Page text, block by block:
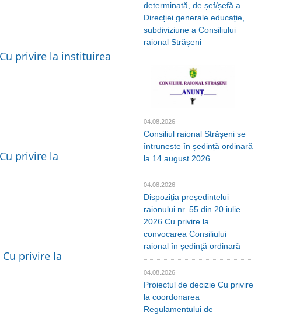
privire la instituirea
privire la
privire la
determinată, de șef/șefă a
Direcției generale educație,
subdiviziune a Consiliului
raional Strășeni
04.08.2026
Consiliul raional Strășeni se
întrunește în ședință ordinară
la 14 august 2026
04.08.2026
Dispoziția președintelui
raionului nr. 55 din 20 iulie
2026 Cu privire la
convocarea Consiliului
raional în şedinţă ordinară
04.08.2026
Proiectul de decizie Cu privire
la coordonarea
Regulamentului de